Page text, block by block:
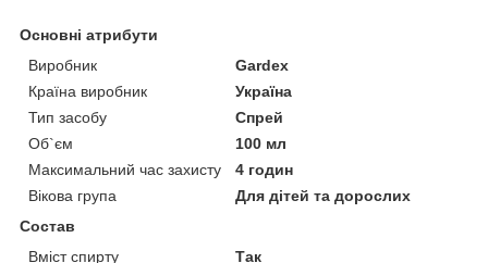
Основні атрибути
Виробник
Gardex
Країна виробник
Україна
Тип засобу
Спрей
Об`єм
100 мл
Максимальний час захисту
4 годин
Вікова група
Для дітей та дорослих
Состав
Вміст спирту
Так